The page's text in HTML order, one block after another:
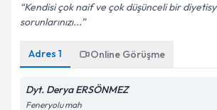
Kendisi çok naif ve çok düşünceli bir
sorunlarınızı...
Adres 1 Online Görüşme
Dyt. Derya ERSÖNMEZ
Feneryolu mah